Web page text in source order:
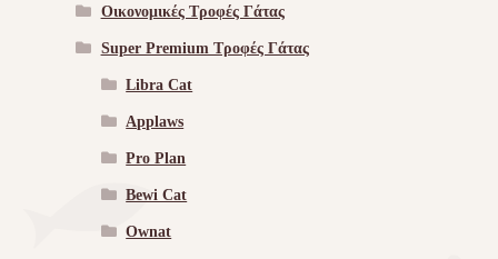
Οικονομικές Τροφές Γάτας
Super Premium Τροφές Γάτας
Libra Cat
Applaws
Pro Plan
Bewi Cat
Ownat